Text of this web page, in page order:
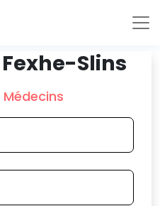
Slins
Médecins